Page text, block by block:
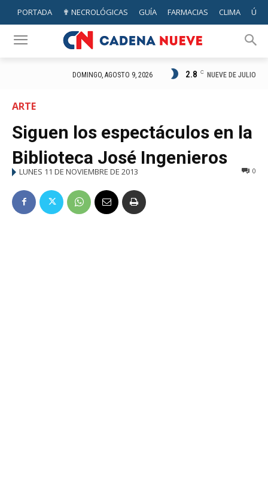
PORTADA ✟ NECROLÓGICAS GUÍA FARMACIAS CLIMA
DOMINGO, AGOSTO 9, 2026 2.8 C NUEVE DE JULIO
ARTE
Siguen los espectáculos en la
Biblioteca José Ingenieros
LUNES 11 DE NOVIEMBRE DE 2013 0